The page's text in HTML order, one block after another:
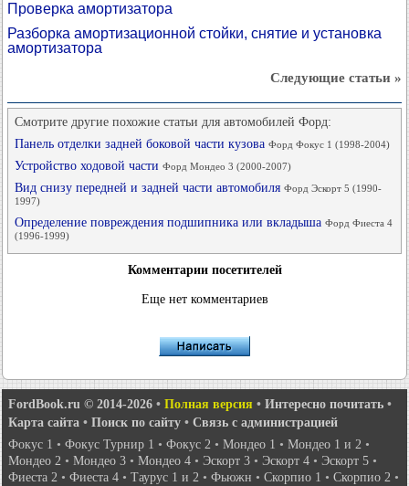
Проверка амортизатора
Разборка амортизационной стойки, снятие и установка
амортизатора
Следующие статьи »
Смотрите другие похожие статьи для автомобилей Форд:
Панель отделки задней боковой части кузова Форд Фокус 1 (1998-2004)
Устройство ходовой части Форд Мондео 3 (2000-2007)
Вид снизу передней и задней части автомобиля Форд Эскорт 5 (1990-
1997)
Определение повреждения подшипника или вкладыша Форд Фиеста 4
(1996-1999)
Комментарии посетителей
Еще нет комментариев
FordBook.ru © 2014-2026 • Полная версия • Интересно почитать •
Карта сайта • Поиск по сайту • Связь с администрацией
Фокус 1 • Фокус Турнир 1 • Фокус 2 • Мондео 1 • Мондео 1 и 2 •
Мондео 2 • Мондео 3 • Мондео 4 • Эскорт 3 • Эскорт 4 • Эскорт 5 •
Фиеста 2 • Фиеста 4 • Таурус 1 и 2 • Фьюжн • Скорпио 1 • Скорпио 2 •